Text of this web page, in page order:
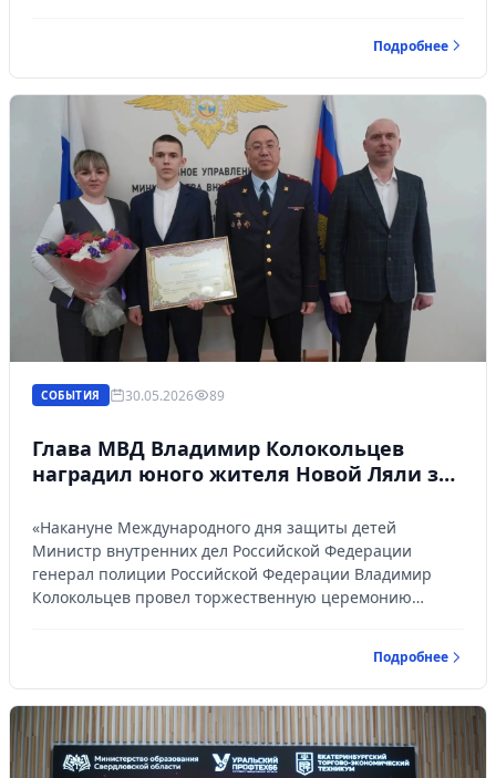
Подробнее
СОБЫТИЯ 30.05.2026 89
Глава МВД Владимир Колокольцев
наградил юного жителя Новой Ляли за
преступления
«Накануне Международного дня защиты детей
Министр внутренних дел Российской Федерации
генерал полиции Российской Федерации Владимир
Колокольцев провел торжественную церемонию
Подробнее